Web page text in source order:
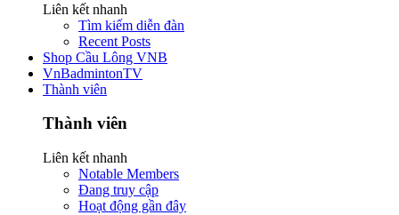
Liên kết nhanh
Tìm kiếm diễn đàn
Recent Posts
Shop Cầu Lông VNB
VnBadmintonTV
Thành viên
Thành viên
Liên kết nhanh
Notable Members
Đang truy cập
Hoạt động gần đây